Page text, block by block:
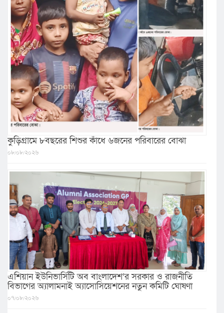
কুড়িগ্রামে ৮বছরের শিশুর কাঁধে ৬জনের পরিবারের বোঝা
০৮/০৮/২০২৬
এশিয়ান ইউনিভার্সিটি অব বাংলাদেশ’র সরকার ও রাজনীতি
বিভাগের অ্যালামনাই অ্যাসোসিয়েশনের নতুন কমিটি ঘোষণা
০৭/০৮/২০২৬